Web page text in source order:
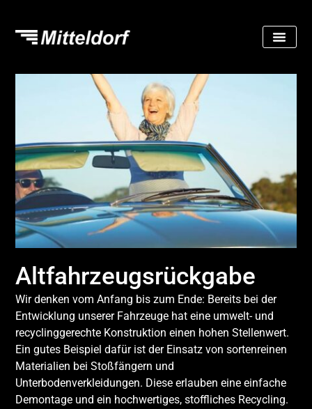
Altfahrzeugs­rückgabe
Wir denken vom Anfang bis zum Ende: Bereits bei der
Entwicklung unserer Fahrzeuge hat eine umwelt- und
recyclinggerechte Konstruktion einen hohen Stellenwert.
Ein gutes Beispiel dafür ist der Einsatz von sortenreinen
Materialien bei Stoßfängern und
Unterbodenverkleidungen. Diese erlauben eine einfache
Demontage und ein hochwertiges, stoffliches Recycling.